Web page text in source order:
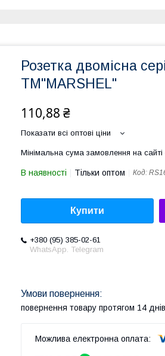
Розетка двомісна
ТМ"MARSHEL"
110,88 ₴
Показати всі оптові ціни
Мінімальна сума замовлення на
В наявності Тільки оптом Код:
Купити
+380 (95) 385-02-61
WhatsApp. Telegram
повернення товару протягом 14 днів